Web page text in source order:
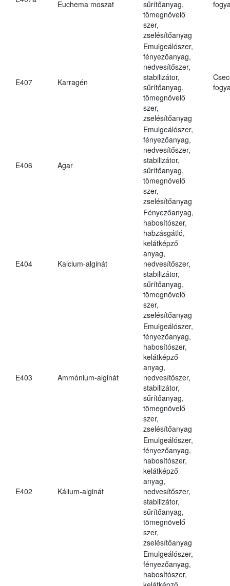
Euchema moszat
sűrítőanyag,
tömegnövelő
szer,
zselésítőanyag
E407 Karragén
Emulgeálószer,
fényezőanyag,
nedvesítőszer,
stabilizátor,
sűrítőanyag,
tömegnövelő
szer,
zselésítőanyag
E406 Agar
Emulgeálószer,
fényezőanyag,
nedvesítőszer,
stabilizátor,
sűrítőanyag,
tömegnövelő
szer,
zselésítőanyag
E404 Kalcium-alginát
Fényezőanyag,
habosítószer,
habzásgátló,
kelátképző
anyag,
nedvesítőszer,
stabilizátor,
sűrítőanyag,
tömegnövelő
szer,
zselésítőanyag
E403 Ammónium-alginát
Emulgeálószer,
fényezőanyag,
habosítószer,
kelátképző
anyag,
nedvesítőszer,
stabilizátor,
sűrítőanyag,
tömegnövelő
szer,
zselésítőanyag
E402 Kálium-alginát
Emulgeálószer,
fényezőanyag,
habosítószer,
kelátképző
anyag,
nedvesítőszer,
stabilizátor,
sűrítőanyag,
tömegnövelő
szer,
zselésítőanyag
Emulgeálószer,
fényezőanyag,
habosítószer,